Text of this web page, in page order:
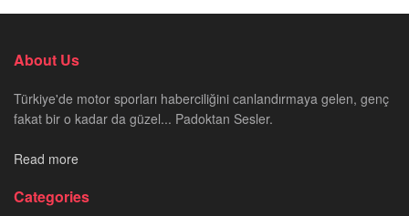
About Us
Türkiye'de motor sporları haberciliğini canlandırmaya gelen, genç
fakat bir o kadar da güzel... Padoktan Sesler.
Read more
Categories